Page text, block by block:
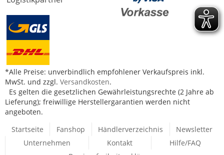
*Alle Preise: unverbindlich empfohlener Verkaufspreis inkl.
MwSt. und zzgl. Versandkosten.
Es gelten die gesetzlichen Gewährleistungsrechte (2 Jahre ab
Lieferung); freiwillige Herstellergarantien werden nicht
angeboten.
Startseite
Fanshop Händlerverzeichnis
Newsletter
Unternehmen
Kontakt
Hilfe/FAQ